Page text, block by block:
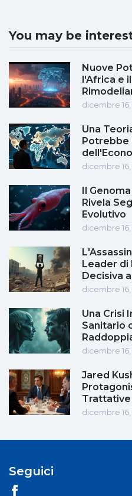
You may be
Nuove
l'Africa e
dicembre 16,
Una
Potrebbe
dicembre 16,
Il
Rivela
Evolutivo
dicembre 16,
Leader di
Decisiva
dicembre 16,
Una Crisi
Sanitario
dicembre 16,
Jared
dicembre 16,
Seguici